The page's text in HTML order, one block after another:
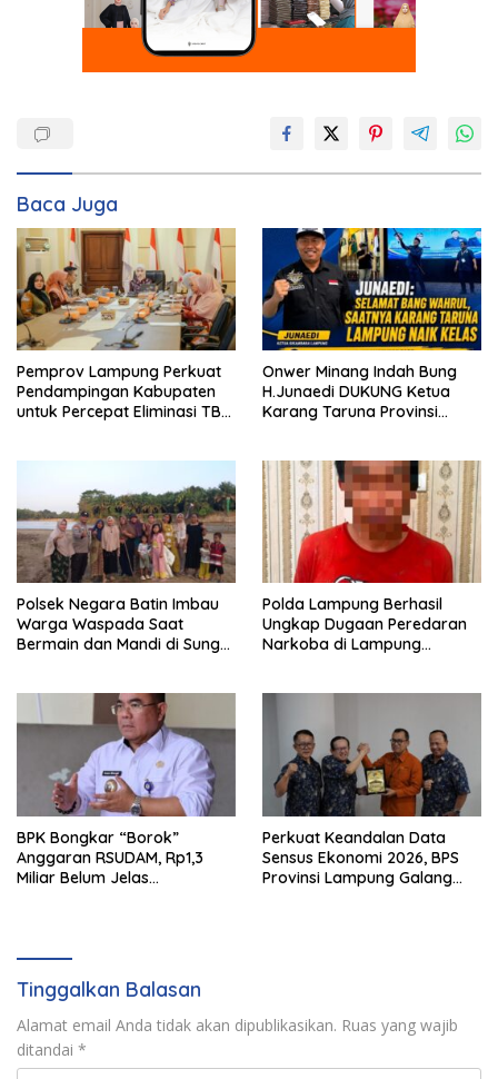
Baca Juga
Pemprov Lampung Perkuat
Pendampingan Kabupaten
untuk Percepat Eliminasi TBC
Onwer Minang Indah Bung
H.Junaedi DUKUNG Ketua
Karang Taruna Provinsi
Polsek Negara Batin Imbau
Warga Waspada Saat
Bermain dan Mandi di Sungai
Polda Lampung Berhasil
Ungkap Dugaan Peredaran
Narkoba di Lampung
BPK Bongkar “Borok”
Anggaran RSUDAM, Rp1,3
Miliar Belum Jelas
Perkuat Keandalan Data
Sensus Ekonomi 2026, BPS
Provinsi Lampung Galang
Tinggalkan Balasan
Alamat email Anda tidak akan dipublikasikan. Ruas yang wajib
ditandai *